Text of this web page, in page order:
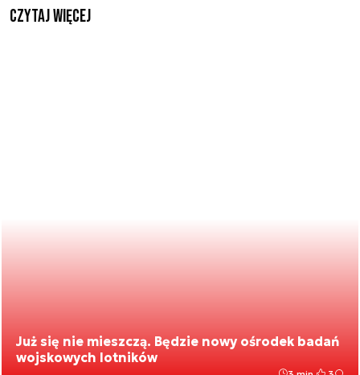
czytaj więcej
Już się nie mieszczą. Będzie nowy ośrodek badań
wojskowych lotników